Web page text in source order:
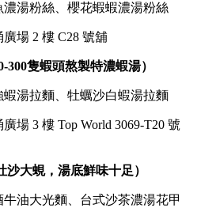
濃湯粉絲、櫻花蝦蝦濃湯粉絲
廣場 2 樓 C28 號舖
隻蝦頭熬製特濃蝦湯）
蝦湯拉麵、牡蠣沙白蝦湯拉麵
廣場 3 樓 Top World 3069-T20 號
大蜆，湯底鮮味十足）
牛油大光麵、台式沙茶濃湯花甲